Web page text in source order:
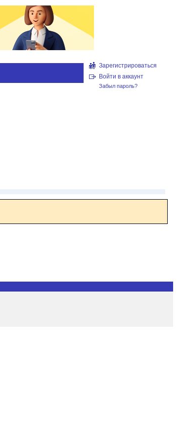
Зарегистрироваться
Войти в аккаунт
Забыл пароль?